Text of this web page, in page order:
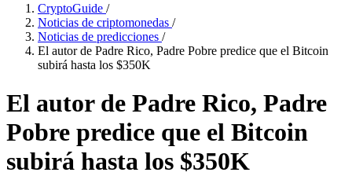
CryptoGuide /
Noticias de criptomonedas /
Noticias de predicciones /
El autor de Padre Rico, Padre Pobre predice que el Bitcoin
subirá hasta los $350K
El autor de Padre Rico, Padre
Pobre predice que el Bitcoin
subirá hasta los $350K